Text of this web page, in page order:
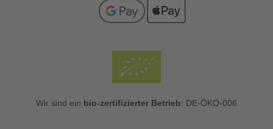
Wir sind ein bio-zertifizierter Betrieb: DE-ÖKO-006